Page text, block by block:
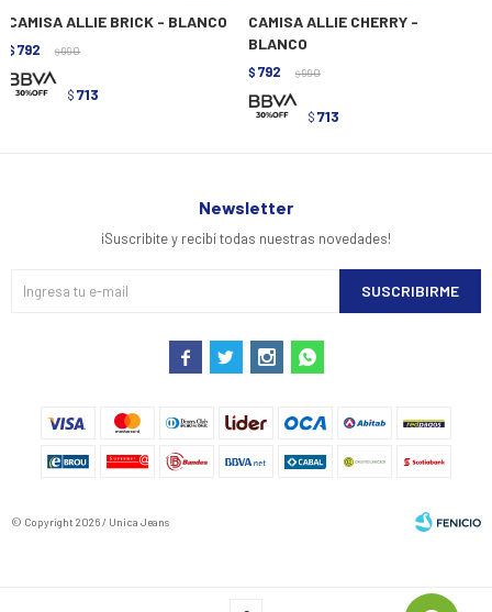
CAMISA ALLIE BRICK - BLANCO
$ 792 $ 990
$ 713
CAMISA ALLIE CHERRY -
BLANCO
$ 792 $ 990
$ 713
Newsletter
¡Suscribite y recibí todas nuestras novedades!
SUSCRIBIRME
   
© Copyright 2026 / Unica Jeans